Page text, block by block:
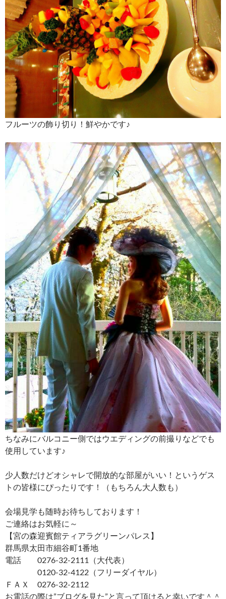
フルーツの飾り切り！鮮やかです♪
ちなみにバルコニー側ではウエディングの前撮りなどでも
使用しています♪
少人数だけどオシャレで開放的な部屋がいい！というゲス
トの皆様にぴったりです！（もちろん大人数も）
会場見学も随時お待ちしております！
ご連絡はお気軽に～
【宮の森迎賓館ティアラグリーンパレス】
群馬県太田市細谷町1番地
電話 0276-32-2111（大代表）
0120-32-4122（フリーダイヤル）
ＦＡＸ 0276-32-2112
お電話の際は”ブログを見た”と言って頂けると幸いです＾＾